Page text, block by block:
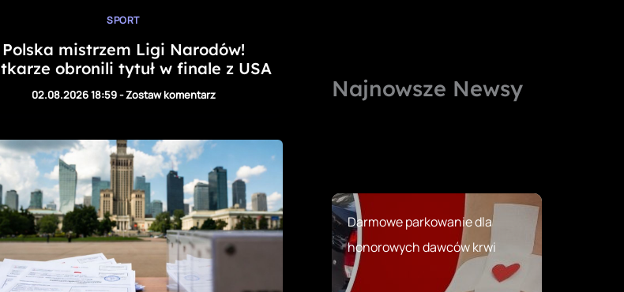
SPORT
Polska mistrzem Ligi Narodów!
obronili tytuł w finale z USA
02.08.2026 18:59-Zostaw komentarz Najnowsze Newsy
Darmowe parkowanie dla
honorowych dawców krwi